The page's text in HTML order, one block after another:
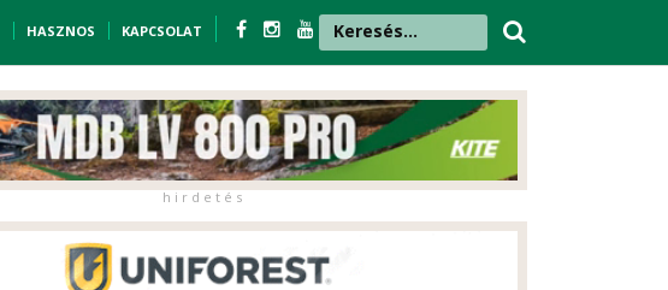
HASZNOS KAPCSOLAT
h i r d e t é s